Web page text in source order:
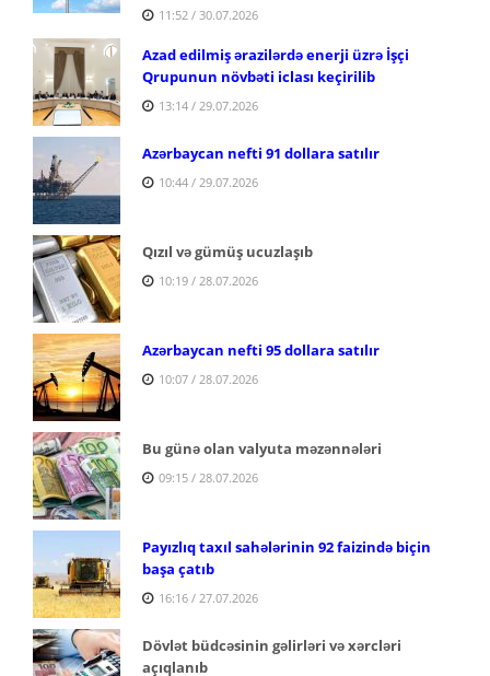
11:52 / 30.07.2026
Azad edilmiş ərazilərdə enerji üzrə İşçi
Qrupunun növbəti iclası keçirilib
13:14 / 29.07.2026
Azərbaycan nefti 91 dollara satılır
10:44 / 29.07.2026
Qızıl və gümüş ucuzlaşıb
10:19 / 28.07.2026
Azərbaycan nefti 95 dollara satılır
10:07 / 28.07.2026
Bu günə olan valyuta məzənnələri
09:15 / 28.07.2026
Payızlıq taxıl sahələrinin 92 faizində biçin
başa çatıb
16:16 / 27.07.2026
Dövlət büdcəsinin gəlirləri və xərcləri
açıqlanıb